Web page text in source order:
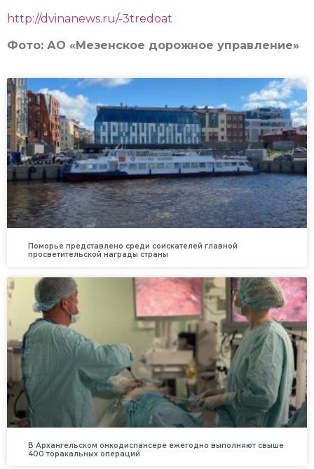
http://dvinanews.ru/-3tredoat
Фото: АО «Мезенское дорожное управление»
Поморье представлено среди соискателей главной
просветительской награды страны
В Архангельском онкодиспансере ежегодно выполняют свыше
400 торакальных операций